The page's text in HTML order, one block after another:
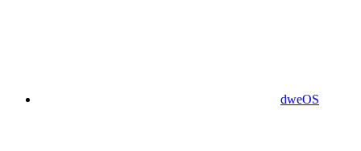
dweOS